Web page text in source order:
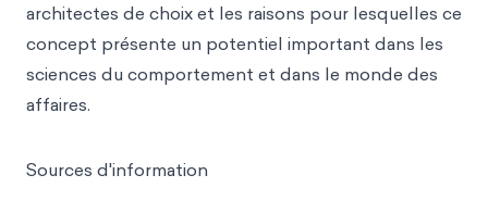
architectes de choix et les raisons pour lesquelles ce
concept présente un potentiel important dans les
sciences du comportement et dans le monde des
affaires.
Sources d'information